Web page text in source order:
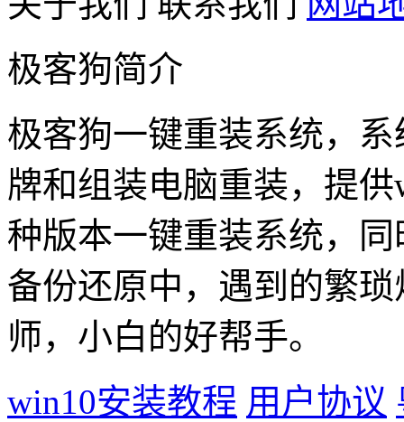
极客狗简介
极客狗一键重装系统，
牌和组装电脑重装，提
种版本一键重装系统，
备份还原中，遇到的繁
师，小白的好帮手。
win10安装教程 用户协议